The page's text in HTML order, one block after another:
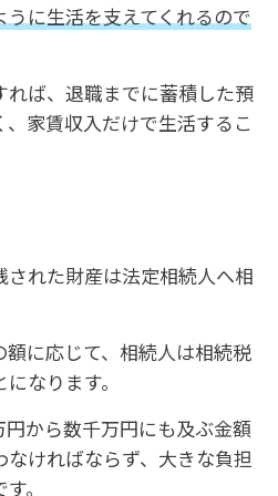
に生活を支えてくれるので
ば、退職までに蓄積した預
家賃収入だけで生活するこ
れた財産は法定相続人へ相
に応じて、相続人は相続税
なります。
から数千万円にも及ぶ金額
ければならず、大きな負担
。